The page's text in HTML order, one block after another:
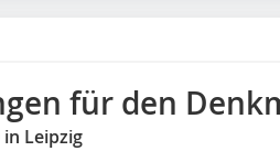
für den
Leipzig